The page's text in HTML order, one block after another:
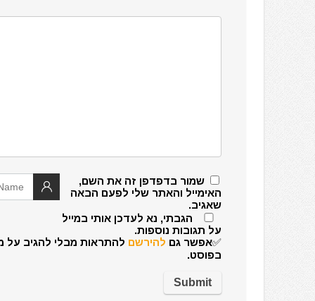
שמור בדפדפן זה את השם,
האימייל והאתר שלי לפעם הבאה
שאגיב.
הגבתי, נא לעדכן אותי במייל
על תגובות נוספות.
✅אפשר גם להירשם להתראות מבלי להגיב על
בפוסט.